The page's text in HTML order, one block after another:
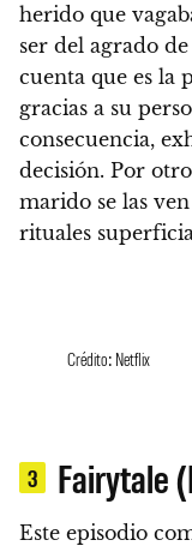
herido que
ser del agrado de
cuenta que es la
gracias a su
consecuencia,
decisión. Por
marido se las
rituales
Crédito: Netflix
3 Fairytale
Este episodio